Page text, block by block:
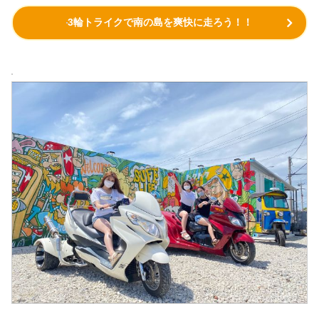
3輪トライクで南の島を爽快に走ろう！！